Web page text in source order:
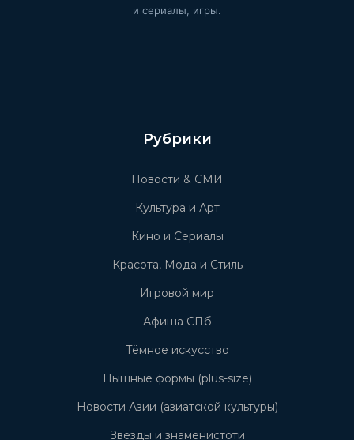
и сериалы, игры.
Рубрики
Новости & СМИ
Культура и Арт
Кино и Сериалы
Красота, Мода и Стиль
Игровой мир
Афиша СПб
Тёмное искусство
Пышные формы (plus-size)
Новости Азии (азиатской культуры)
Звёзды и знаменистоти